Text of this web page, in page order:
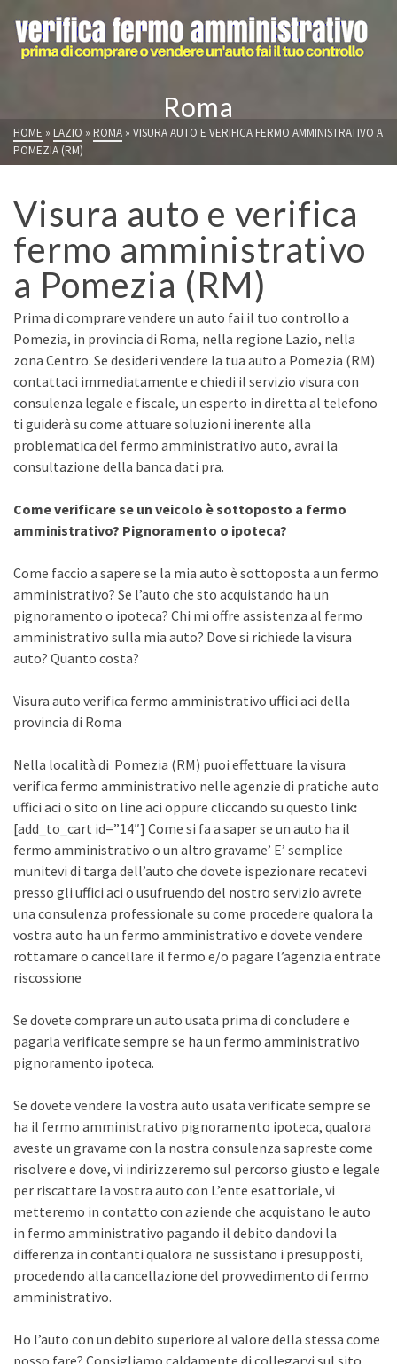
Roma
HOME » LAZIO » ROMA » VISURA AUTO E VERIFICA FERMO AMMINISTRATIVO A
POMEZIA (RM)
Visura auto e verifica
fermo amministrativo
a Pomezia (RM)
Prima di comprare vendere un auto fai il tuo controllo a
Pomezia, in provincia di Roma, nella regione Lazio, nella
zona Centro. Se desideri vendere la tua auto a Pomezia (RM)
contattaci immediatamente e chiedi il servizio visura con
consulenza legale e fiscale, un esperto in diretta al telefono
ti guiderà su come attuare soluzioni inerente alla
problematica del fermo amministrativo auto, avrai la
consultazione della banca dati pra.
Come verificare se un veicolo è sottoposto a fermo
amministrativo? Pignoramento o ipoteca?
Come faccio a sapere se la mia auto è sottoposta a un fermo
amministrativo? Se l’auto che sto acquistando ha un
pignoramento o ipoteca? Chi mi offre assistenza al fermo
amministrativo sulla mia auto? Dove si richiede la visura
auto? Quanto costa?
Visura auto verifica fermo amministrativo uffici aci della
provincia di Roma
Nella località di Pomezia (RM) puoi effettuare la visura
verifica fermo amministrativo nelle agenzie di pratiche auto
uffici aci o sito on line aci oppure cliccando su questo link:
[add_to_cart id=”14″] Come si fa a saper se un auto ha il
fermo amministrativo o un altro gravame’ E’ semplice
munitevi di targa dell’auto che dovete ispezionare recatevi
presso gli uffici aci o usufruendo del nostro servizio avrete
una consulenza professionale su come procedere qualora la
vostra auto ha un fermo amministrativo e dovete vendere
rottamare o cancellare il fermo e/o pagare l’agenzia entrate
riscossione
Se dovete comprare un auto usata prima di concludere e
pagarla verificate sempre se ha un fermo amministrativo
pignoramento ipoteca.
Se dovete vendere la vostra auto usata verificate sempre se
ha il fermo amministrativo pignoramento ipoteca, qualora
aveste un gravame con la nostra consulenza sapreste come
risolvere e dove, vi indirizzeremo sul percorso giusto e legale
per riscattare la vostra auto con L’ente esattoriale, vi
metteremo in contatto con aziende che acquistano le auto
in fermo amministrativo pagando il debito dandovi la
differenza in contanti qualora ne sussistano i presupposti,
procedendo alla cancellazione del provvedimento di fermo
amministrativo.
Ho l’auto con un debito superiore al valore della stessa come
posso fare? Consigliamo caldamente di collegarvi sul sito